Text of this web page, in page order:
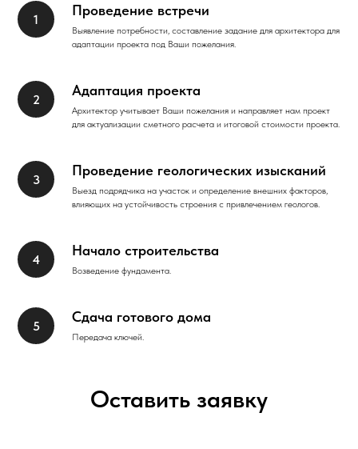
Проведение встречи
Выявление потребности, составление задание для архитектора для
адаптации проекта под Ваши пожелания.
Адаптация проекта
Архитектор учитывает Ваши пожелания и направляет нам проект
для актуализации сметного расчета и итоговой стоимости проекта.
Проведение геологических изысканий
Выезд подрядчика на участок и определение внешних факторов,
влияющих на устойчивость строения с привлечением геологов.
Начало строительства
Возведение фундамента.
Сдача готового дома
Передача ключей.
Оставить заявку